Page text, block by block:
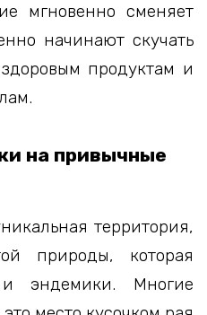
мгновенно сменяет
начинают скучать
продуктам и
на привычные
территория,
природы, которая
эндемики. Многие